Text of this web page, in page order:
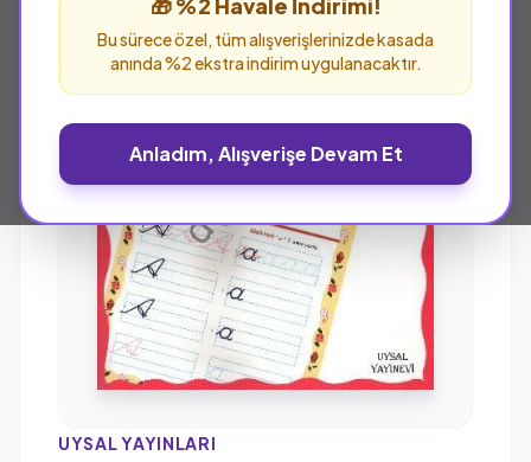
Bu sürece özel, tüm alışverişlerinizde kasada
anında %2 ekstra indirim uygulanacaktır.
Anladım, Alışverişe Devam Et
UYSAL YAYINLARI